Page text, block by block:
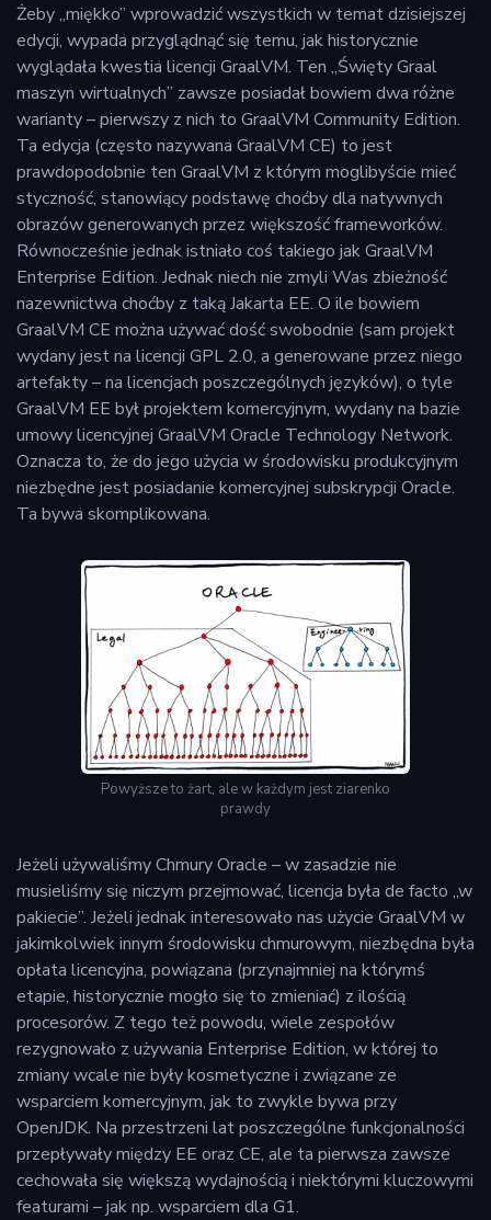
Żeby „miękko” wprowadzić wszystkich w temat dzisiejszej
edycji, wypada przyglądnąć się temu, jak historycznie
wyglądała kwestia licencji GraalVM. Ten „Święty Graal
maszyn wirtualnych” zawsze posiadał bowiem dwa różne
warianty – pierwszy z nich to GraalVM Community Edition.
Ta edycja (często nazywana GraalVM CE) to jest
prawdopodobnie ten GraalVM z którym moglibyście mieć
styczność, stanowiący podstawę choćby dla natywnych
obrazów generowanych przez większość frameworków.
Równocześnie jednak istniało coś takiego jak GraalVM
Enterprise Edition. Jednak niech nie zmyli Was zbieżność
nazewnictwa choćby z taką Jakarta EE. O ile bowiem
GraalVM CE można używać dość swobodnie (sam projekt
wydany jest na licencji GPL 2.0, a generowane przez niego
artefakty – na licencjach poszczególnych języków), o tyle
GraalVM EE był projektem komercyjnym, wydany na bazie
umowy licencyjnej GraalVM Oracle Technology Network.
Oznacza to, że do jego użycia w środowisku produkcyjnym
niezbędne jest posiadanie komercyjnej subskrypcji Oracle.
Ta bywa skomplikowana.
Powyższe to żart, ale w każdym jest ziarenko
prawdy
Jeżeli używaliśmy Chmury Oracle – w zasadzie nie
musieliśmy się niczym przejmować, licencja była de facto „w
pakiecie”. Jeżeli jednak interesowało nas użycie GraalVM w
jakimkolwiek innym środowisku chmurowym, niezbędna była
opłata licencyjna, powiązana (przynajmniej na którymś
etapie, historycznie mogło się to zmieniać) z ilością
procesorów. Z tego też powodu, wiele zespołów
rezygnowało z używania Enterprise Edition, w której to
zmiany wcale nie były kosmetyczne i związane ze
wsparciem komercyjnym, jak to zwykle bywa przy
OpenJDK. Na przestrzeni lat poszczególne funkcjonalności
przepływały między EE oraz CE, ale ta pierwsza zawsze
cechowała się większą wydajnością i niektórymi kluczowymi
featurami – jak np. wsparciem dla G1.